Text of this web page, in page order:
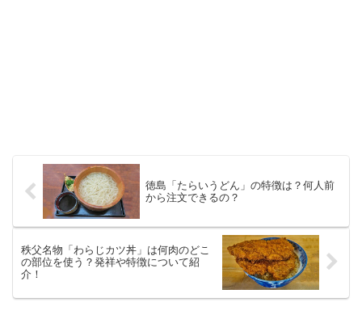
徳島「たらいうどん」の特徴は？何人前
から注文できるの？
秩父名物「わらじカツ丼」は何肉のどこ
の部位を使う？発祥や特徴について紹
介！